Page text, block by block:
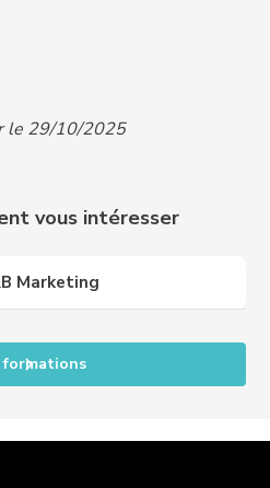
en situation de handicap,
nous contacter
internationaux, nous
education.com
le 29/10/2025
vous intéresser
Marketing
formations